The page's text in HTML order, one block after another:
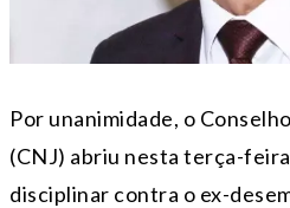
Por unanimidade, o
(CNJ) abriu nesta terça-
disciplinar contra o ex-